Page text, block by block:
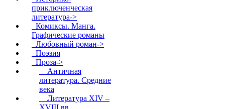
приключенческая
литература->
Комиксы. Манга.
Графические романы
Любовный роман->
Поэзия
Проза->
Античная
литература. Средние
века
Литература XIV –
XVIII вв.